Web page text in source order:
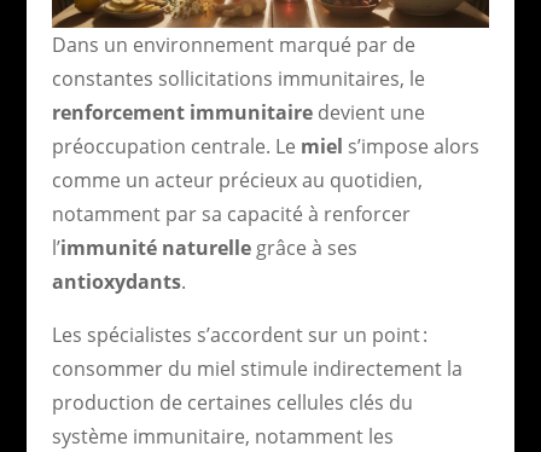
Dans un environnement marqué par de
constantes sollicitations immunitaires, le
renforcement immunitairedevient une
préoccupation centrale. Le miel s’impose alors
comme un acteur précieux au quotidien,
notamment par sa capacité à renforcer
l’immunité naturellegrâce à ses
antioxydants.
Les spécialistes s’accordent sur un point :
consommer du miel stimule indirectement la
production de certaines cellules clés du
système immunitaire, notamment les